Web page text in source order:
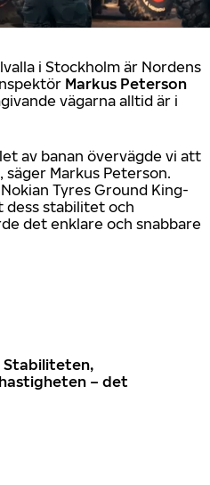
i Stockholm är Nordens
Markus Peterson
vägarna alltid är i
av banan övervägde vi att
Markus Peterson.
Tyres Ground King-
dess stabilitet och
det enklare och snabbare
Stabiliteten,
– det